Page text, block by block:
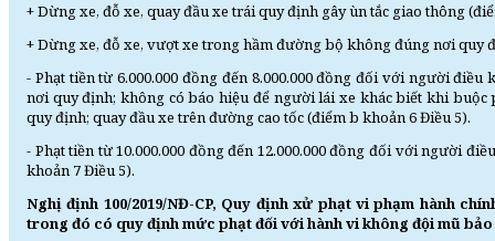
+ Dừng xe, đỗ xe, quay đầu xe trái quy định gây ùn tắc giao thông
+ Dừng xe, đỗ xe, vượt xe trong hầm đường bộ không đúng nơi quy
- Phạt tiền từ 6.000.000 đồng đến 8.000.000 đồng đối với người
nơi quy định; không có báo hiệu để người lái xe khác biết khi
quy định; quay đầu xe trên đường cao tốc (điểm b khoản 6 Điều 5).
- Phạt tiền từ 10.000.000 đồng đến 12.000.000 đồng đối với người
khoản 7 Điều 5).
Nghị định 100/2019/NĐ-CP, Quy định xử phạt vi phạm hành
trong đó có quy định mức phạt đối với hành vi không đội mũ